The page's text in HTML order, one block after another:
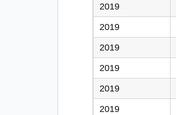
2019
2019
2019
2019
2019
2019